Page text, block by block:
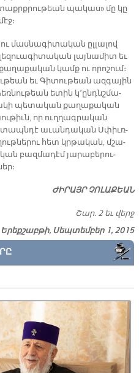
պա­կաս» մը կը
ու մաս­նա­գի­տա­կան ըլ­լա­լով
լայ­նա­միտ եւ
կամք ու ո­րո­շում։
եւ Գի­տու­թեան ազ­գա­յին
ե­տին կ՚ընդնշ­մա­
պե­տա­կան քա­ղա­քա­կան
որ ուղ­ղագ­րա­կան
ա­ւան­դա­կան Սփիւռ­
հետ կրթա­կան, մշա­
բազ­մա­դէմ յա­րա­բե­րու­
ԺԻ­ՐԱՅՐ ՉՈ­ԼԱ­ՔԵԱՆ
Շար. 2 եւ վերջ
Երեքշաբթի, Սեպտեմբեր 1, 2015